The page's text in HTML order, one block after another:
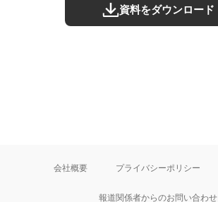
資料をダウンロード
会社概要 プライバシーポリシー
報道関係者からのお問い合わせ